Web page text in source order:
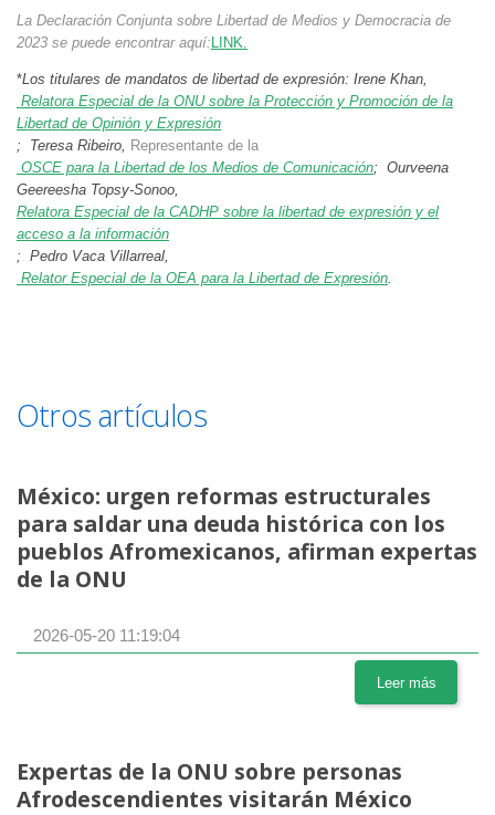
La Declaración Conjunta sobre Libertad de Medios y Democracia de
2023 se puede encontrar aquí: LINK.
*Los titulares de mandatos de libertad de expresión: Irene Khan,
Relatora Especial de la ONU sobre la Protección y Promoción de la
Libertad de Opinión y Expresión
;
Teresa Ribeiro, Representante de la
OSCE para la Libertad de los Medios de Comunicación; Ourveena
Geereesha Topsy-Sonoo,
Relatora Especial de la CADHP sobre la libertad de expresión y el
acceso a la información
; Pedro Vaca Villarreal,
Relator Especial de la OEA para la Libertad de Expresión.
Otros artículos
México: urgen reformas estructurales
para saldar una deuda histórica con los
pueblos Afromexicanos, afirman expertas
de la ONU
2026-05-20 11:19:04
Leer más
Expertas de la ONU sobre personas
Afrodescendientes visitarán México